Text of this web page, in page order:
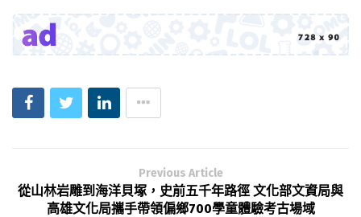
Previous Article
從山林岩雕到海洋貝塚，史前五千年路徑 文化部文資局與
高雄文化局攜手帶領偏鄉700學童體驗考古場域